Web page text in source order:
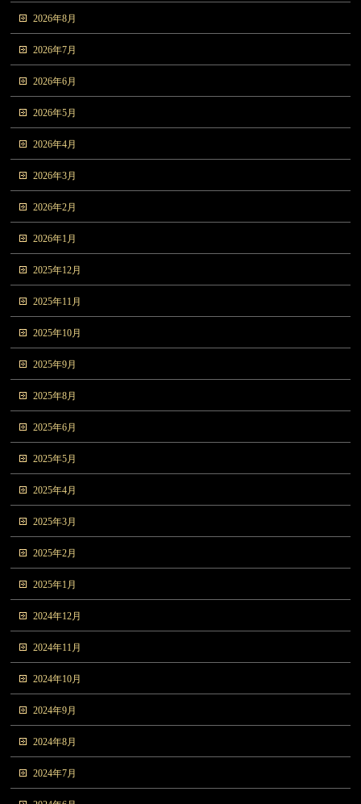
2026年8月
2026年7月
2026年6月
2026年5月
2026年4月
2026年3月
2026年2月
2026年1月
2025年12月
2025年11月
2025年10月
2025年9月
2025年8月
2025年6月
2025年5月
2025年4月
2025年3月
2025年2月
2025年1月
2024年12月
2024年11月
2024年10月
2024年9月
2024年8月
2024年7月